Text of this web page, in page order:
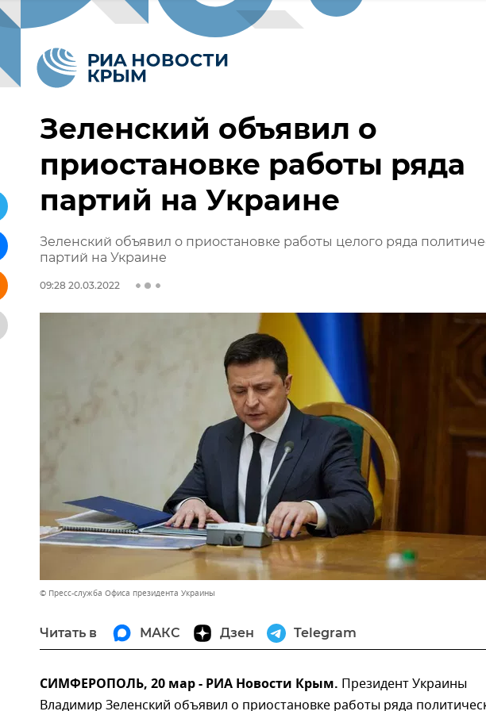
Зеленский объявил о
приостановке работы ряда
партий на Украине
Зеленский объявил о приостановке работы целого ряда
партий на Украине
09:28 20.03.2022
© Пресс-служба Офиса президента Украины
Читать в МАКС Дзен Telegram
СИМФЕРОПОЛЬ, 20 мар - РИА Новости Крым. Президент Украины
Владимир Зеленский объявил о приостановке работы ряда